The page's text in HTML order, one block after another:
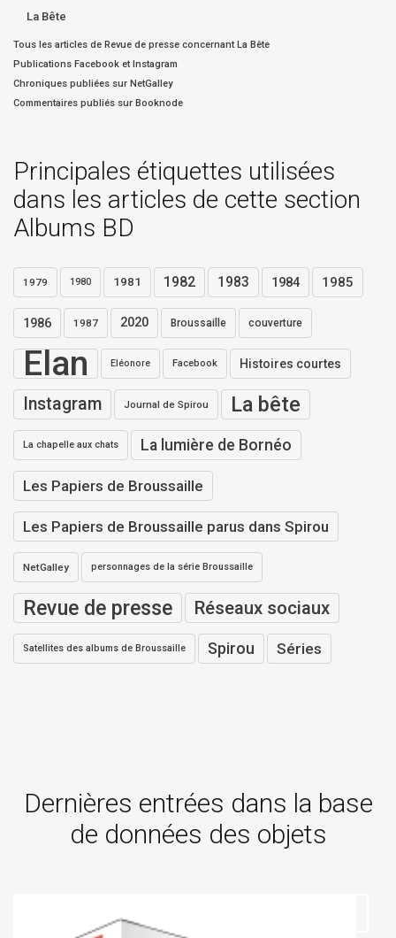
La Bête
Tous les articles de Revue de presse concernant La Bête
Publications Facebook et Instagram
Chroniques publiées sur NetGalley
Commentaires publiés sur Booknode
Principales étiquettes utilisées
dans les articles de cette section
Albums BD
1979 1980 1981 1982 1983 1984 1985
1986 1987 2020 Broussaille couverture
Elan Eléonore Facebook Histoires courtes
Instagram Journal de Spirou La bête
La chapelle aux chats La lumière de Bornéo
Les Papiers de Broussaille
Les Papiers de Broussaille parus dans Spirou
NetGalley personnages de la série Broussaille
Revue de presse Réseaux sociaux
Satellites des albums de Broussaille Spirou Séries
Dernières entrées dans la base
de données des objets